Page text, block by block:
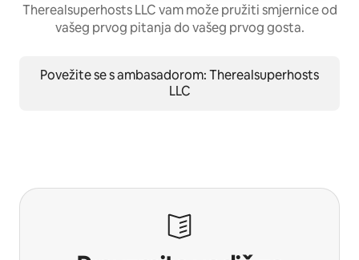
Therealsuperhosts LLC vam može pružiti smjernice od
vašeg prvog pitanja do vašeg prvog gosta.
Povežite se s ambasadorom: Therealsuperhosts
LLC